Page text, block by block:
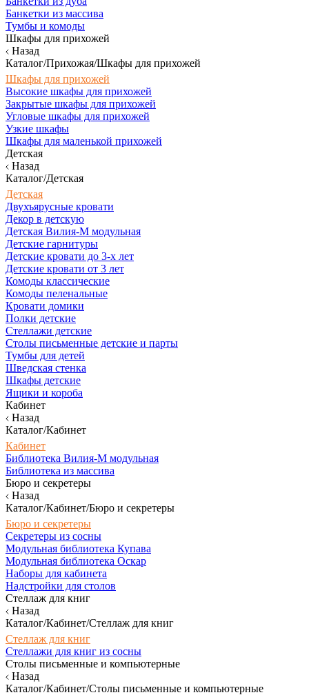
Банкетки из массива
Тумбы и комоды
Шкафы для прихожей
Назад
Каталог/Прихожая/Шкафы для прихожей
Шкафы для прихожей
Высокие шкафы для прихожей
Закрытые шкафы для прихожей
Угловые шкафы для прихожей
Узкие шкафы
Шкафы для маленькой прихожей
Детская
Назад
Каталог/Детская
Детская
Двухъярусные кровати
Декор в детскую
Детская Вилия-М модульная
Детские гарнитуры
Детские кровати до 3-х лет
Детские кровати от 3 лет
Комоды классические
Комоды пеленальные
Кровати домики
Полки детские
Стеллажи детские
Столы письменные детские и парты
Тумбы для детей
Шведская стенка
Шкафы детские
Ящики и короба
Кабинет
Назад
Каталог/Кабинет
Кабинет
Библиотека Вилия-М модульная
Библиотека из массива
Бюро и секретеры
Назад
Каталог/Кабинет/Бюро и секретеры
Бюро и секретеры
Секретеры из сосны
Модульная библиотека Купава
Модульная библиотека Оскар
Наборы для кабинета
Надстройки для столов
Стеллаж для книг
Назад
Каталог/Кабинет/Стеллаж для книг
Стеллаж для книг
Стеллажи для книг из сосны
Столы письменные и компьютерные
Назад
Каталог/Кабинет/Столы письменные и компьютерные